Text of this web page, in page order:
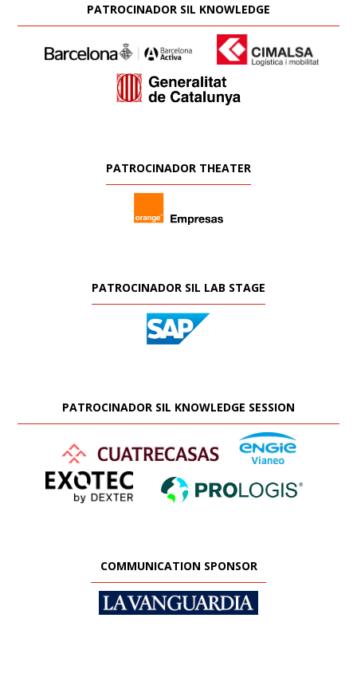
PATROCINADOR SIL KNOWLEDGE
PATROCINADOR THEATER
PATROCINADOR SIL LAB STAGE
PATROCINADOR SIL KNOWLEDGE SESSION
COMMUNICATION SPONSOR